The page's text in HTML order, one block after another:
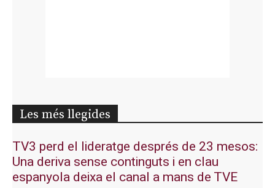
Les més llegides
TV3 perd el lideratge després de 23 mesos:
Una deriva sense continguts i en clau
espanyola deixa el canal a mans de TVE